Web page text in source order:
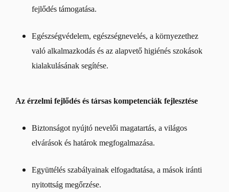
fejlődés támogatása.
Egészségvédelem, egészségnevelés, a környezethez
való alkalmazkodás és az alapvető higiénés szokások
kialakulásának segítése.
Az érzelmi fejlődés és társas kompetenciák fejlesztése
Biztonságot nyújtó nevelői magatartás, a világos
elvárások és határok megfogalmazása.
Együttélés szabályainak elfogadtatása, a mások iránti
nyitottság megőrzése.